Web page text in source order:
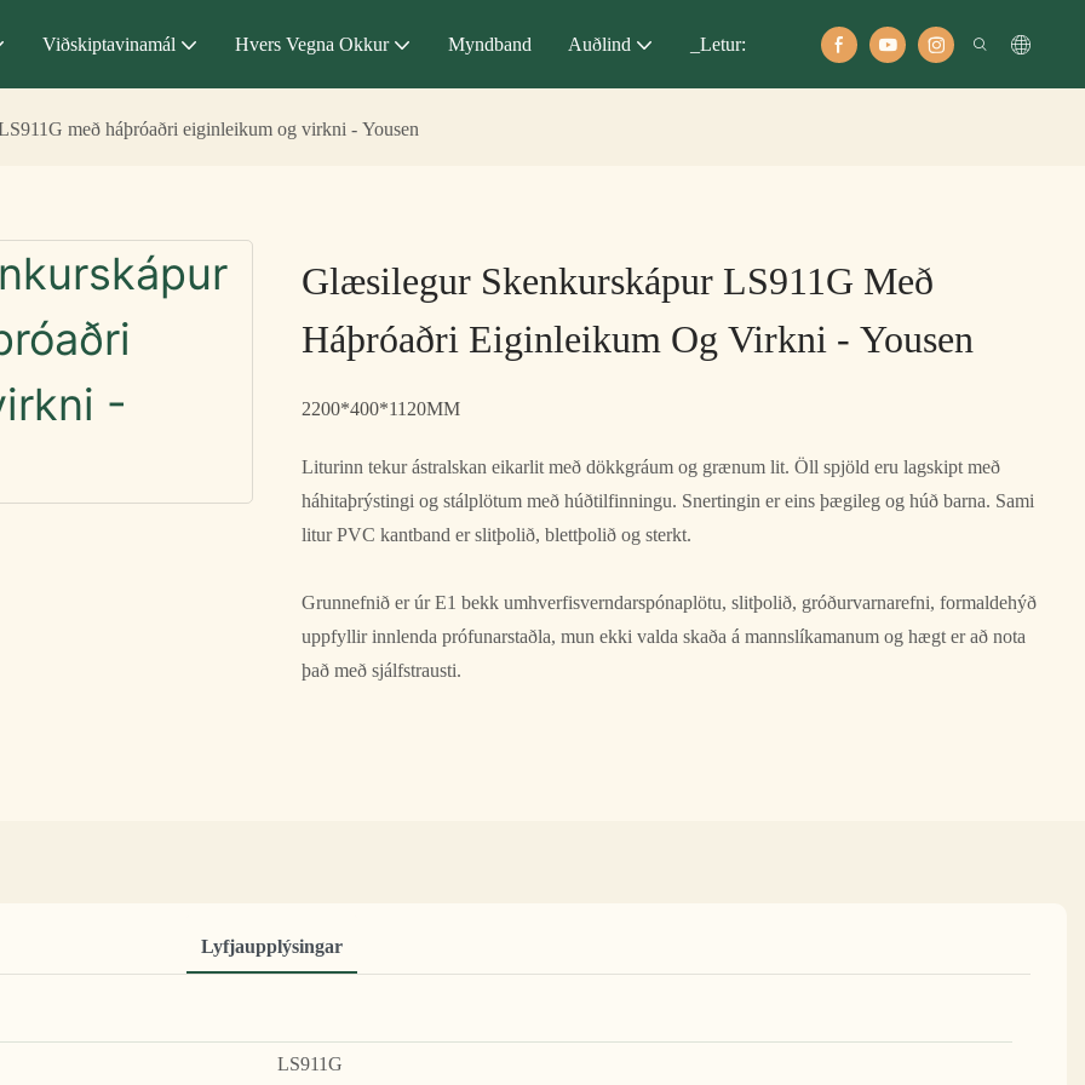
Viðskiptavinamál Hvers Vegna Okkur Myndband Auðlind _Letur:
með háþróaðri eiginleikum og virkni - Yousen
Glæsilegur Skenkurskápur LS911G Með
Háþróaðri Eiginleikum Og Virkni - Yousen
2200*400*1120MM
Liturinn tekur ástralskan eikarlit með dökkgráum og grænum lit. Öll spjöld eru lagskipt með
háhitaþrýstingi og stálplötum með húðtilfinningu. Snertingin er eins þægileg og húð barna. Sami
litur PVC kantband er slitþolið, blettþolið og sterkt.
Grunnefnið er úr E1 bekk umhverfisverndarspónaplötu, slitþolið, gróðurvarnarefni, formaldehýð
uppfyllir innlenda prófunarstaðla, mun ekki valda skaða á mannslíkamanum og hægt er að nota
það með sjálfstrausti.
Lyfjaupplýsingar
LS911G